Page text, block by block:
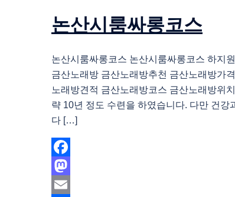
논산시룸싸롱코스
논산시룸싸롱코스 논산시룸싸롱코스 하지
금산노래방 금산노래방추천 금산노래방가
노래방견적 금산노래방코스 금산노래방위
략 10년 정도 수련을 하였습니다. 다만 건강
다 […]
Facebook
Mastodon